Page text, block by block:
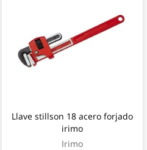
Llave stillson 18 acero forjado
irimo
Irimo